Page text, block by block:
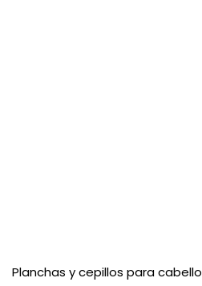
Planchas y cepillos para cabello